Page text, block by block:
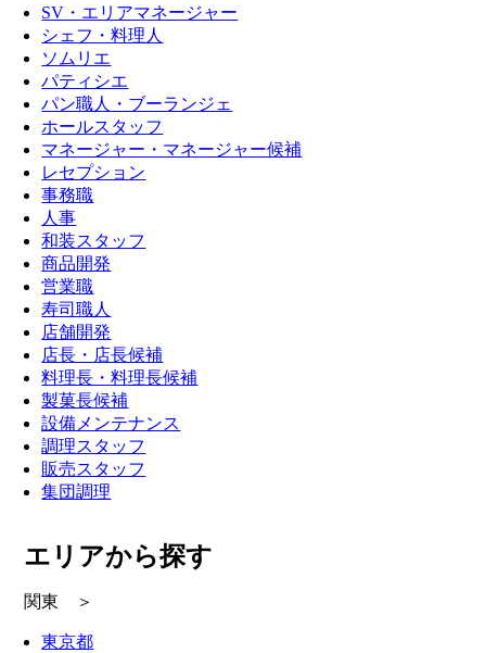
SV・エリアマネージャー
シェフ・料理人
ソムリエ
パティシエ
パン職人・ブーランジェ
ホールスタッフ
マネージャー・マネージャー候補
レセプション
事務職
人事
和装スタッフ
商品開発
営業職
寿司職人
店舗開発
店長・店長候補
料理長・料理長候補
製菓長候補
設備メンテナンス
調理スタッフ
販売スタッフ
集団調理
エリアから探す
関東 ＞
東京都